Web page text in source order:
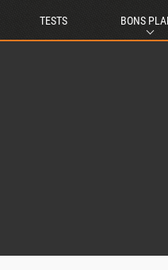
TESTS BONS